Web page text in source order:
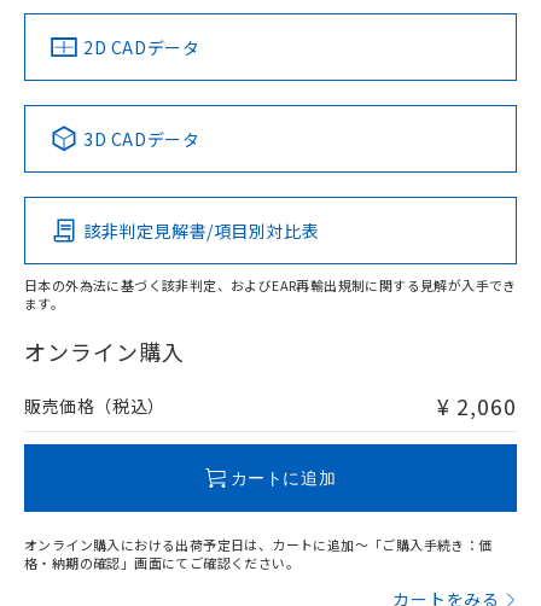
中国 RoHS 注意事項・凡例
Pb Hg Cd Cr(VI)
O
在庫等で未対応品が混在する可能性があります。
問い合わせください。
2D CADデータ
3D CADデータ
該非判定見解書/項目別対比表
日本の外為法に基づく該非判定、およびEAR再輸出規制に関する見解が入手でき
ます。
オンライン購入
販売価格（税込） ¥ 2,060
カートに追加
オンライン購入における出荷予定日は、カートに追加～「ご購入手続き：価
格・納期の確認」画面にてご確認ください。
カートをみる